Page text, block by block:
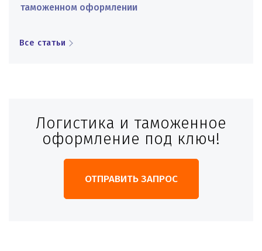
таможенном оформлении
Все статьи
Логистика и таможенное
оформление под ключ!
ОТПРАВИТЬ ЗАПРОС